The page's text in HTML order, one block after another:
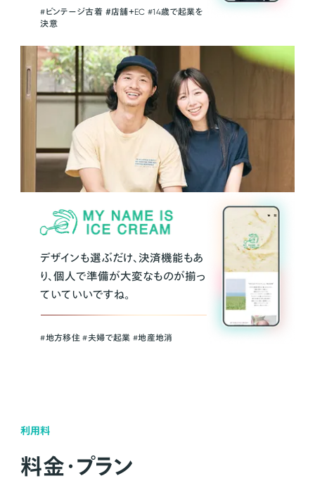
#ビンテージ古着 ＃店舗＋EC #14歳で起業を
決意
デザインも選ぶだけ、決済機能もあ
り、個人で準備が大変なものが揃っ
ていていいですね。
#地方移住 #夫婦で起業 #地産地消
利用料
料金・プラン